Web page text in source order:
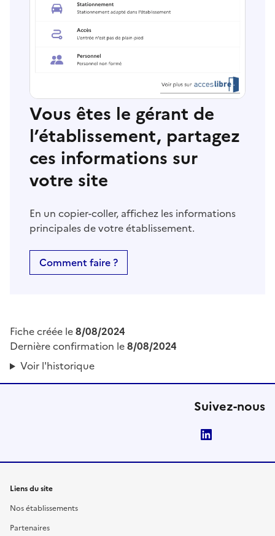
Vous êtes le gérant de
l’établissement, partagez
ces informations sur
votre site
En un copier-coller, affichez les informations
principales de votre établissement.
Comment faire ?
Fiche créée le8/08/2024
Dernière confirmation le8/08/2024
Voir l'historique
Suivez-nous
Liens du site
Nos établissements
Partenaires